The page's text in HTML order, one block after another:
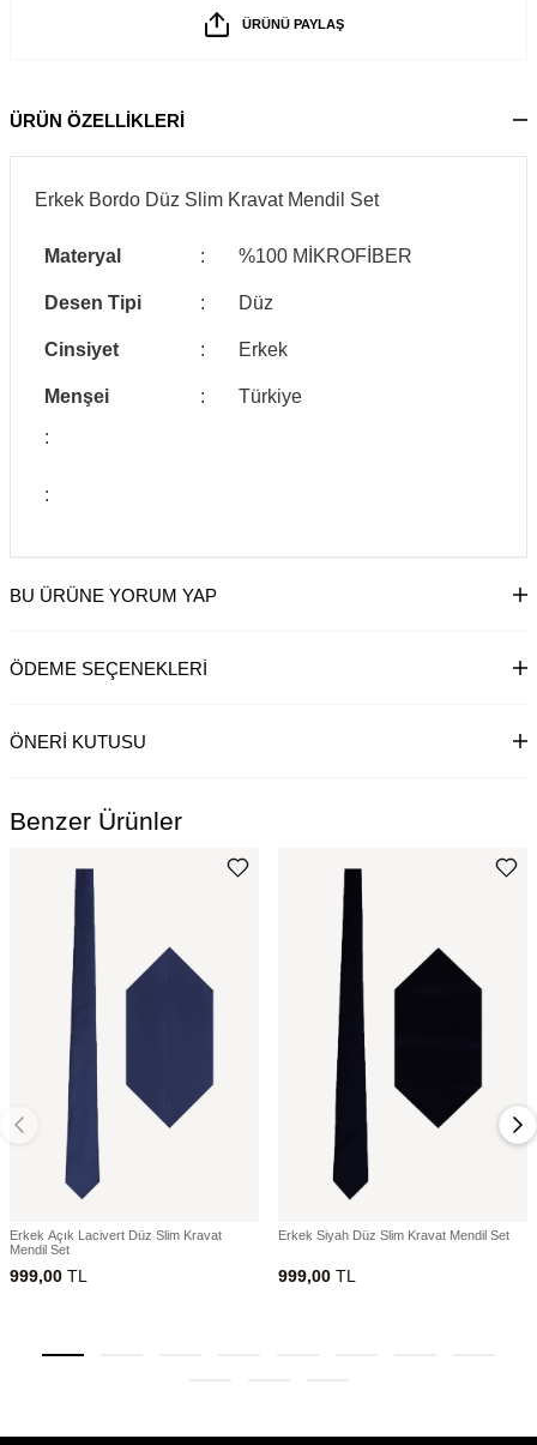
ÜRÜNÜ PAYLAŞ
ÜRÜN ÖZELLİKLERİ
Erkek Bordo Düz Slim Kravat Mendil Set
Materyal : %100 MİKROFİBER
Desen Tipi : Düz
Cinsiyet : Erkek
Menşei :
Türkiye
:
:
BU ÜRÜNE YORUM YAP
ÖDEME SEÇENEKLERI
ÖNERI KUTUSU
Benzer Ürünler
Erkek Açık Lacivert Düz Slim Kravat
Mendil Set
999,00 TL
Erkek Siyah Düz Slim Kravat Mendil Set
999,00 TL